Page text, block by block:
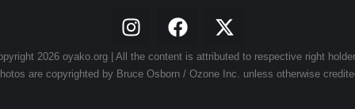
2026 oyako.org | All the content is attributed to respective right
are copyrighted by Bruce Osborn / Ozone Inc. unless otherwise